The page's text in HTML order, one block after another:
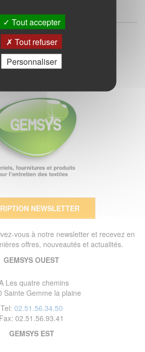
NEWSLETTER
vous à notre newsletter et recevez en
offres, nouveautés et actualités.
GEMSYS OUEST
Les quatre chemins
Sainte Gemme la plaine
Tel: 02.51.56.34.50
Fax: 02.51.56.93.41
GEMSYS EST
Tout accepter
Tout refuser
Personnaliser